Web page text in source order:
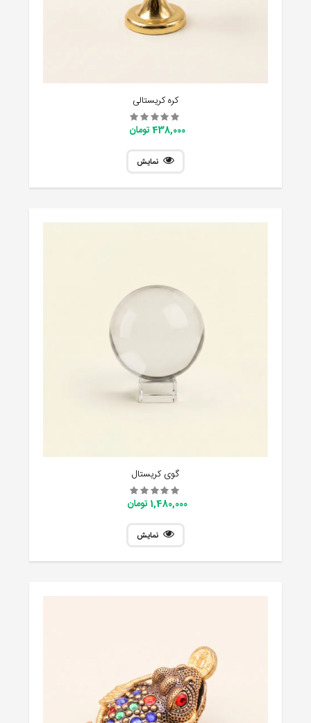
کره کریستالی
438,000 تومان
نمایش
گوی کریستال
1,480,000 تومان
نمایش